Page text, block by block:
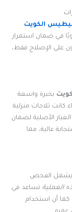
الكويت
في ضمان استمرار
على الإصلاح فقط،
بخبرة واسعة
كانت ثلاجات منزلية
الأصلية لضمان
عالية، مما
يشمل الفحص
العملية تساعد في
كما أن استخدام